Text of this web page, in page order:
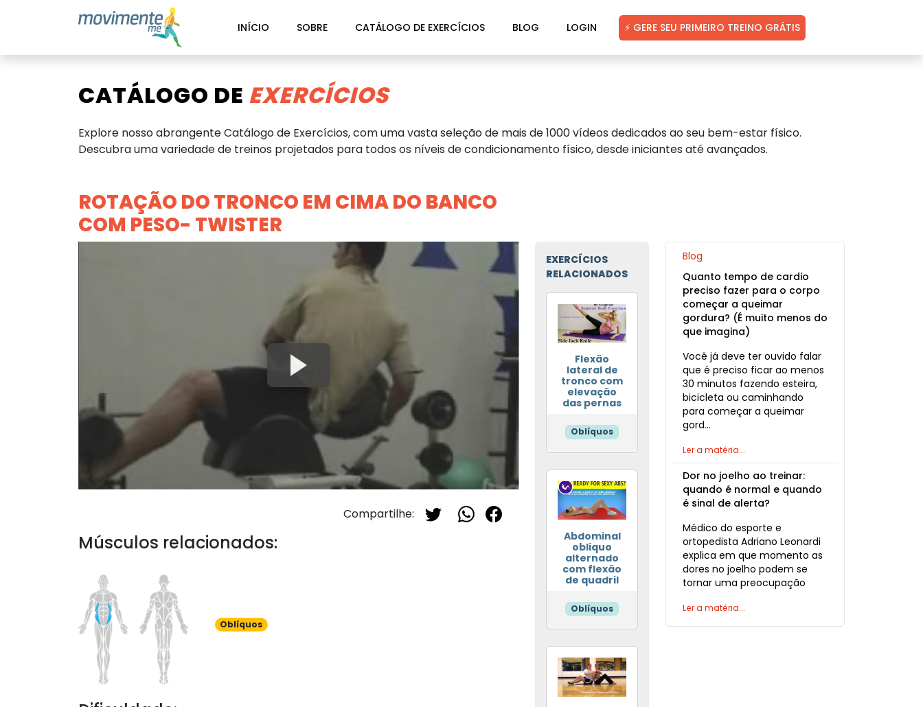
INÍCIO SOBRE CATÁLOGO DE EXERCÍCIOS BLOG LOGIN ⚡ GERE SEU PRIMEIRO TREINO GRÁTIS
CATÁLOGO DE EXERCÍCIOS
Explore nosso abrangente Catálogo de Exercícios, com uma vasta seleção de mais de 1000 vídeos dedicados ao seu bem-estar físico.
Descubra uma variedade de treinos projetados para todos os níveis de condicionamento físico, desde iniciantes até avançados.
ROTAÇÃO DO TRONCO EM CIMA DO BANCO
COM PESO- TWISTER
Compartilhe:
Músculos relacionados:
Oblíquos
EXERCÍCIOS
RELACIONADOS
Flexão
lateral de
tronco com
elevação
das pernas
Oblíquos
Abdominal
obliquo
alternado
com flexão
de quadril
Oblíquos
Blog
Quanto tempo de cardio
preciso fazer para o corpo
começar a queimar
gordura? (É muito menos do
que imagina)
Você já deve ter ouvido falar
que é preciso ficar ao menos
30 minutos fazendo esteira,
bicicleta ou caminhando
para começar a queimar
gord…
Ler a matéria...
Dor no joelho ao treinar:
quando é normal e quando
é sinal de alerta?
Médico do esporte e
ortopedista Adriano Leonardi
explica em que momento as
dores no joelho podem se
tornar uma preocupação
Ler a matéria...